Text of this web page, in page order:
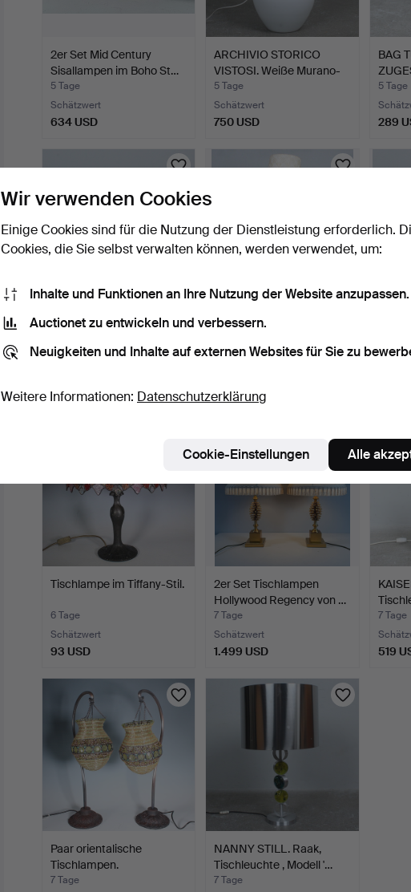
2er Set Mid Century
Sisallampen im Boho St…
5 Tage
Schätzwert
634 USD
ARCHIVIO STORICO
VISTOSI. Weiße Murano-
Gla…
5 Tage
Schätzwert
750 USD
BAG
5 Tage
289
Tischleuchte, Porzellan,
6 Tage
Große Keramik
der 197…
6 Tage
6 Tage
Tischlampe im Tiffany-Stil.
6 Tage
Schätzwert
93 USD
2er Set Tischlampen
Hollywood Regency von …
7 Tage
Schätzwert
1.499 USD
7 Tage
519
Paar orientalische
Tischlampen.
7 Tage
NANNY STILL. Raak,
Tischleuchte , Modell '…
7 Tage
Wir verwenden Cookies
Einige Cookies sind für die Nutzung der Dienstleistung erforderlich.
Cookies, die Sie selbst verwalten können, werden verwendet, um:
Inhalte und Funktionen an Ihre Nutzung der Website anzupassen.
Auctionet zu entwickeln und verbessern.
Neuigkeiten und Inhalte auf externen Websites für Sie zu
Weitere Informationen: Datenschutzerklärung
Cookie-Einstellungen Alle